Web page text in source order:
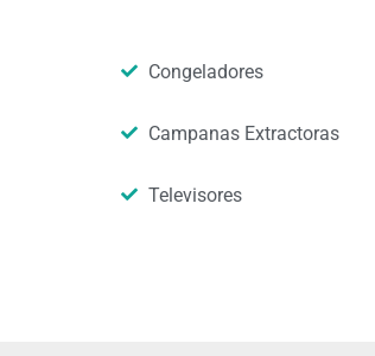
Congeladores
Campanas Extractoras
Televisores